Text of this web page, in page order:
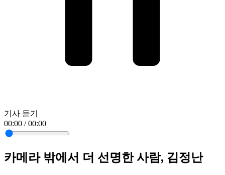
기사 듣기
00:00 / 00:00
카메라 밖에서 더 선명한 사람, 김정난